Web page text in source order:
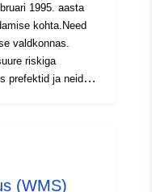
1995. aasta
kohta.Need
valdkonnas.
riskiga
või -
hoonetele
(WMS)